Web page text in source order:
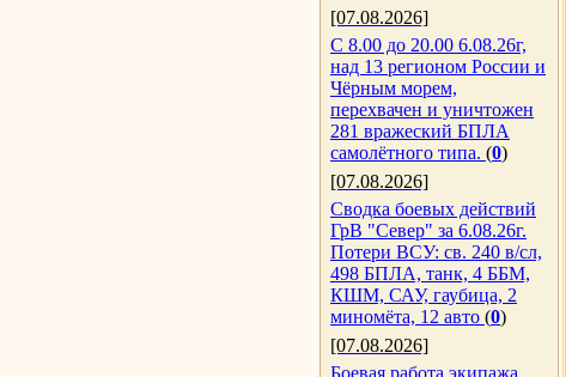
[07.08.2026]
С 8.00 до 20.00 6.08.26г,
над 13 регионом России и
Чёрным морем,
перехвачен и уничтожен
281 вражеский БПЛА
самолётного типа. (0)
[07.08.2026]
Сводка боевых действий
ГрВ "Север" за 6.08.26г.
Потери ВСУ: св. 240 в/сл,
498 БПЛА, танк, 4 ББМ,
КШМ, САУ, гаубица, 2
миномёта, 12 авто (0)
[07.08.2026]
Боевая работа экипажа